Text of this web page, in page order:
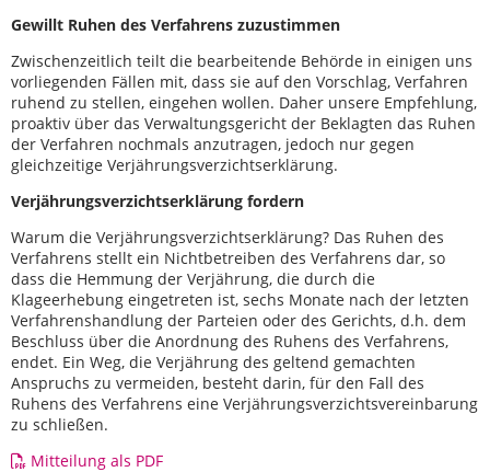
Gewillt Ruhen des Verfahrens zuzustimmen
Zwischenzeitlich teilt die bearbeitende Behörde in einigen uns
vorliegenden Fällen mit, dass sie auf den Vorschlag, Verfahren
ruhend zu stellen, eingehen wollen. Daher unsere Empfehlung,
proaktiv über das Verwaltungsgericht der Beklagten das Ruhen
der Verfahren nochmals anzutragen, jedoch nur gegen
gleichzeitige Verjährungsverzichtserklärung.
Verjährungsverzichtserklärung fordern
Warum die Verjährungsverzichtserklärung? Das Ruhen des
Verfahrens stellt ein Nichtbetreiben des Verfahrens dar, so
dass die Hemmung der Verjährung, die durch die
Klageerhebung eingetreten ist, sechs Monate nach der letzten
Verfahrenshandlung der Parteien oder des Gerichts, d.h. dem
Beschluss über die Anordnung des Ruhens des Verfahrens,
endet. Ein Weg, die Verjährung des geltend gemachten
Anspruchs zu vermeiden, besteht darin, für den Fall des
Ruhens des Verfahrens eine Verjährungsverzichtsvereinbarung
zu schließen.
Mitteilung als PDF